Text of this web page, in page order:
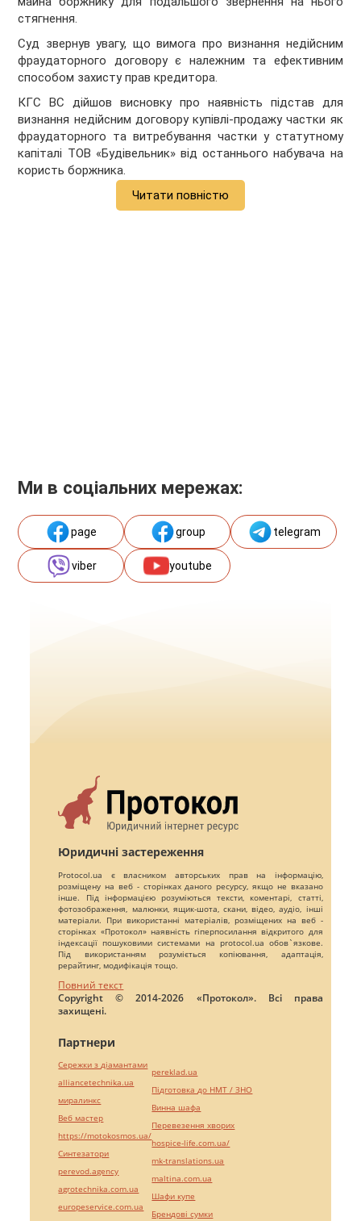
стягнення.
Суд звернув увагу, що вимога про визнання недійсним
фраудаторного договору є належним та ефективним
способом захисту прав кредитора.
КГС ВС дійшов висновку про наявність підстав для
визнання недійсним договору купівлі-продажу частки як
фраудаторного та витребування частки у статутному
капіталі ТОВ «Будівельник» від останнього набувача на
користь боржника.
Читати повністю
Ми в соціальних мережах:
page group telegram
viber youtube
Юридичні застереження
Protocol.ua є власником авторських прав на інформацію,
розміщену на веб - сторінках даного ресурсу, якщо не вказано
інше. Під інформацією розуміються тексти, коментарі, статті,
фотозображення, малюнки, ящик-шота, скани, відео, аудіо, інші
матеріали. При використанні матеріалів, розміщених на веб -
сторінках «Протокол» наявність гіперпосилання відкритого для
індексації пошуковими системами на protocol.ua обов`язкове.
Під використанням розуміється копіювання, адаптація,
рерайтинг, модифікація тощо.
Повний текст
Copyright © 2014-2026 «Протокол». Всі права
захищені.
Партнери
Сережки з діамантами
alliancetechnika.ua
миралинкс
Веб мастер
https://motokosmos.ua/
Синтезатори
perevod.agency
agrotechnika.com.ua
europeservice.com.ua
pereklad.ua
Підготовка до НМТ / ЗНО
Винна шафа
Перевезення хворих
hospice-life.com.ua/
mk-translations.ua
maltina.com.ua
Шафи купе
Брендові сумки